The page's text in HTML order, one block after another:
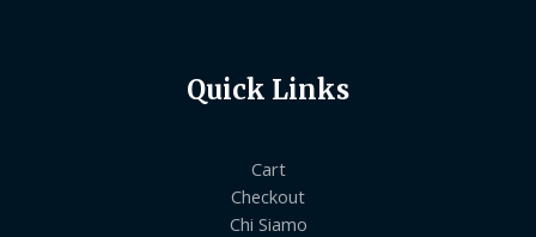
Quick Links
Cart
Checkout
Chi Siamo